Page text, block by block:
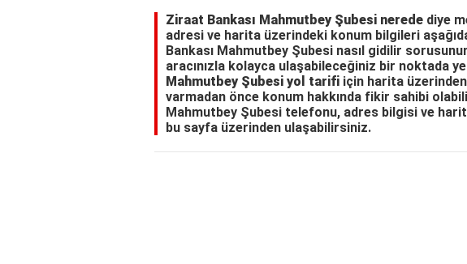
Ziraat Bankası Mahmutbey Şubesi nerede diye
adresi ve harita üzerindeki konum bilgileri
Bankası Mahmutbey Şubesi nasıl gidilir
aracınızla kolayca ulaşabileceğiniz bir noktada
Mahmutbey Şubesi yol tarifi için harita
varmadan önce konum hakkında fikir sahibi
Mahmutbey Şubesi telefonu, adres bilgisi ve
bu sayfa üzerinden ulaşabilirsiniz.